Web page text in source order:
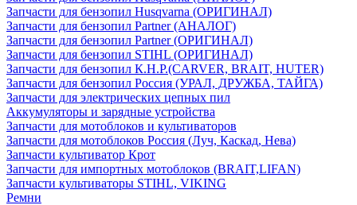
Запчасти для бензопил Husqvarna (ОРИГИНАЛ)
Запчасти для бензопил Partner (АНАЛОГ)
Запчасти для бензопил Partner (ОРИГИНАЛ)
Запчасти для бензопил STIHL (ОРИГИНАЛ)
Запчасти для бензопил К.Н.Р.(CARVER, BRAIT, HUTER)
Запчасти для бензопил Россия (УРАЛ, ДРУЖБА, ТАЙГА)
Запчасти для электрических цепных пил
Аккумуляторы и зарядные устройства
Запчасти для мотоблоков и культиваторов
Запчасти для мотоблоков Россия (Луч, Каскад, Нева)
Запчасти культиватор Крот
Запчасти для импортных мотоблоков (BRAIT,LIFAN)
Запчасти культиваторы STIHL, VIKING
Ремни